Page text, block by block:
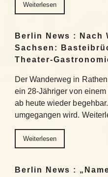
Weiterlesen
Berlin News : Nach
Sachsen:
Theater-
Der Wanderweg in
ein 28-Jähriger von
ab heute wieder
umgegangen wird.
Weiterlesen
Berlin News :